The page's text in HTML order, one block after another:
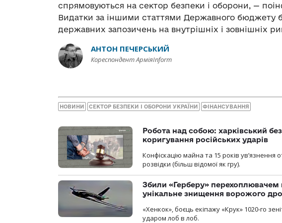
спрямовуються на сектор безпеки і оборони, —
Видатки за іншими статтями Державного бюджету
державних запозичень на внутрішніх і зовнішніх
АНТОН ПЕЧЕРСЬКИЙ
Кореспондент АрміяInform
НОВИНИ СЕКТОР БЕЗПЕКИ І ОБОРОНИ УКРАЇНИ ФІНАНСУВАННЯ
Робота над собою: харківський
коригування російських ударів
Конфіскацію майна та 15 років увʼязнення
розвідки (більш відомої як гру).
Збили «Герберу» перехоплювачем
унікальне знищення ворожого
«Хенкок», боєць екіпажу «Крук» 1020-го
ударом лоб в лоб.